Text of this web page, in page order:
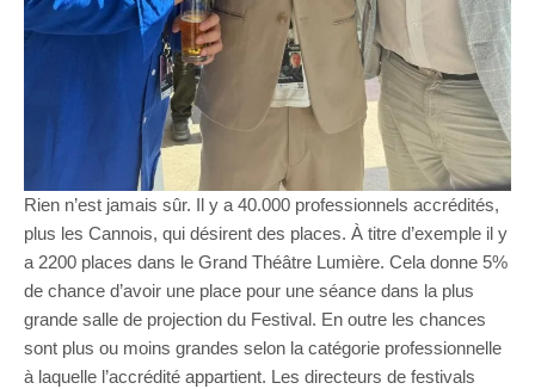
Rien n’est jamais sûr. Il y a 40.000 professionnels accrédités,
plus les Cannois, qui désirent des places. À titre d’exemple il y
a 2200 places dans le Grand Théâtre Lumière. Cela donne 5%
de chance d’avoir une place pour une séance dans la plus
grande salle de projection du Festival. En outre les chances
sont plus ou moins grandes selon la catégorie professionnelle
à laquelle l’accrédité appartient. Les directeurs de festivals